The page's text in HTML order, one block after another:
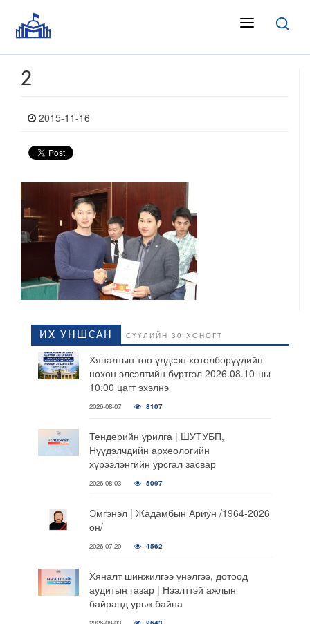
2
2015-11-16
ИХ УНШСАН СҮҮЛИЙН 30 ХОНОГТ
Хяналтын тоо үлдсэн хөтөлбөрүүдийн
нөхөн элсэлтийн бүртгэл 2026.08.10-ны
10:00 цагт эхэлнэ
2026-08-07 8107
Тендерийн урилга | ШУТУБП,
Нүүдэлчдийн археологийн
хүрээлэнгийн урсгал засвар
2026-08-03 5097
Эмгэнэл | Жадамбын Ариун /1964-2026
он/
2026-07-20 4562
Хяналт шинжилгээ үнэлгээ, дотоод
аудитын газар | Нээлттэй ажлын
байранд урьж байна